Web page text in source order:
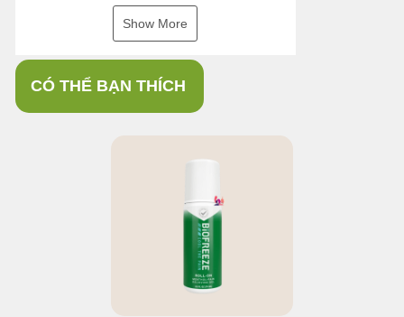
Show More
CÓ THỂ BẠN THÍCH